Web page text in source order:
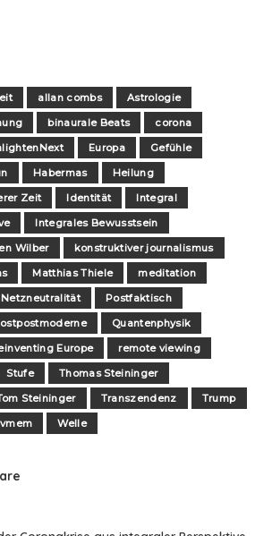
allan combs
Astrologie
binaurale Beats
corona
Europa
Gefühle
Habermas
Heilung
Zeit
Identität
Integral
Integrales Bewusstsein
Wilber
konstruktiver journalismus
Matthias Thiele
meditation
Netzneutralität
Postfaktisch
Quantenphysik
Europe
remote viewing
Stufe
Thomas Steininger
Steininger Transzendenz
Trump
vmem Welle